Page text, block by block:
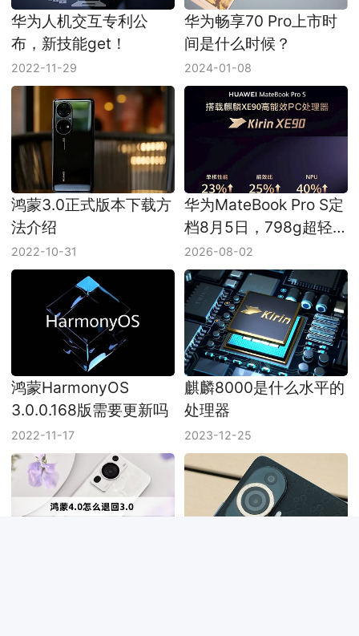
华为人机交互专利公
布，新技能get！
2022-11-29
华为畅享70 Pro上市时
间是什么时候？
2024-01-08
鸿蒙3.0正式版本下载方
法介绍
2022-10-31
华为MateBook Pro S定
档8月5日，798g超轻
鸿蒙本先把便携做满
2026-08-02
鸿蒙HarmonyOS
3.0.0.168版需要更新吗
2022-11-17
麒麟8000是什么水平的
处理器
2023-12-25